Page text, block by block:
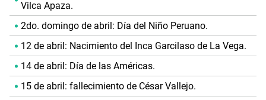
Vilca Apaza.
2do. domingo de abril: Día del Niño Peruano.
12 de abril: Nacimiento del Inca Garcilaso de La Vega.
14 de abril: Día de las Américas.
15 de abril: fallecimiento de César Vallejo.